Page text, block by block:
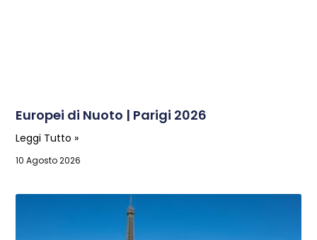
Europei di Nuoto | Parigi 2026
Leggi Tutto »
10 Agosto 2026